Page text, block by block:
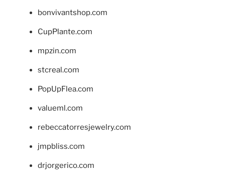
bonvivantshop.com
CupPlante.com
mpzin.com
stcreal.com
PopUpFlea.com
valueml.com
rebeccatorresjewelry.com
jmpbliss.com
drjorgerico.com